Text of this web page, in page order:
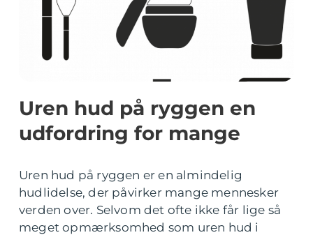
Uren hud på ryggen en
udfordring for mange
Uren hud på ryggen er en almindelig
hudlidelse, der påvirker mange mennesker
verden over. Selvom det ofte ikke får lige så
meget opmærksomhed som uren hud i